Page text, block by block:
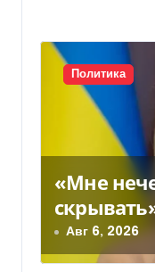
Политика
«Мне
Авг 6, 2026